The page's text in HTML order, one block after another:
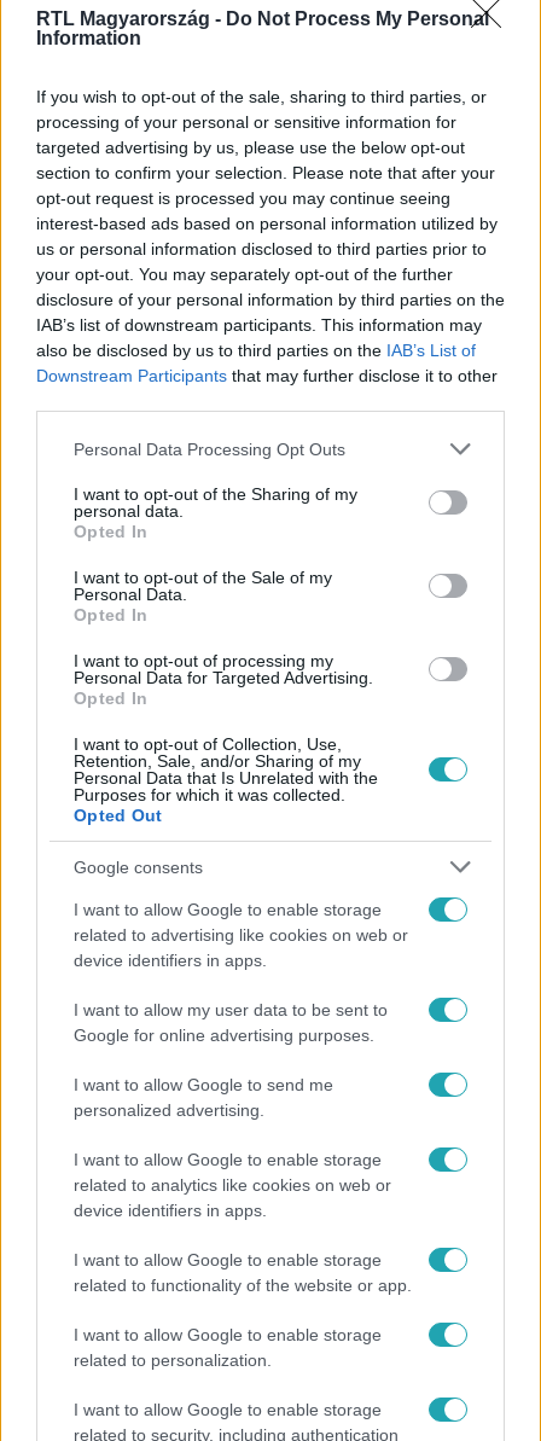
RTL Magyarország - Do Not Process My Personal
Information
If you wish to opt-out of the sale, sharing to third parties, or
processing of your personal or sensitive information for
targeted advertising by us, please use the below opt-out
section to confirm your selection. Please note that after your
opt-out request is processed you may continue seeing
interest-based ads based on personal information utilized by
us or personal information disclosed to third parties prior to
your opt-out. You may separately opt-out of the further
disclosure of your personal information by third parties on the
IAB’s list of downstream participants. This information may
also be disclosed by us to third parties on the IAB’s List of
Downstream Participants that may further disclose it to other
Please note that this website/app uses one or more Google
not limited to your visit or usage behaviour. You may click to
grant or deny consent to Google and its third-party tags to
use your data for below specified purposes in below Google
consent section.
Personal Data Processing Opt Outs
I want to opt-out of the Sharing of my
personal data.
Opted In
I want to opt-out of the Sale of my
Personal Data.
Opted In
I want to opt-out of processing my
Personal Data for Targeted Advertising.
Opted In
I want to opt-out of Collection, Use,
Retention, Sale, and/or Sharing of my
Personal Data that Is Unrelated with the
Purposes for which it was collected.
Opted Out
Google consents
I want to allow Google to enable storage
related to advertising like cookies on web or
device identifiers in apps.
I want to allow my user data to be sent to
Google for online advertising purposes.
I want to allow Google to send me
personalized advertising.
I want to allow Google to enable storage
related to analytics like cookies on web or
device identifiers in apps.
I want to allow Google to enable storage
related to functionality of the website or app.
I want to allow Google to enable storage
related to personalization.
I want to allow Google to enable storage
related to security, including authentication
Facebookon is!
Követem
BALESET-BŰNÜGY # BALESET #HARLEY DAVIDSON
Népszerű
Megvan, kik váltják a fenyegetés miatt visszalépő
Majkát a SIC Feszten
Véget ért a közös munka! Balogh Levente